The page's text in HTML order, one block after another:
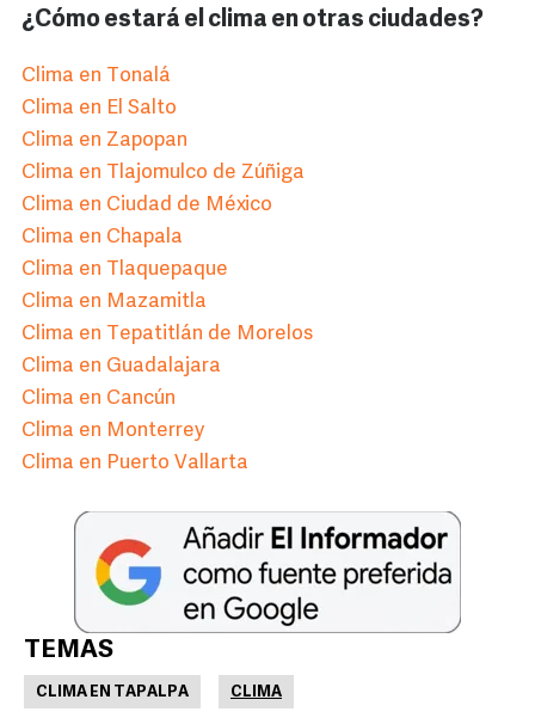
¿Cómo estará el clima en otras ciudades?
Clima en Tonalá
Clima en El Salto
Clima en Zapopan
Clima en Tlajomulco de Zúñiga
Clima en Ciudad de México
Clima en Chapala
Clima en Tlaquepaque
Clima en Mazamitla
Clima en Tepatitlán de Morelos
Clima en Guadalajara
Clima en Cancún
Clima en Monterrey
Clima en Puerto Vallarta
TEMAS
CLIMA EN TAPALPA CLIMA